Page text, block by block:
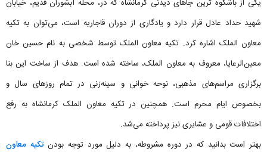
یکی از باشکوه ترین جاهای دیدنی کرمانشاه که در، محله آبشوران قدیم، خیابان
شهید حداد عادل قرار دارد و یادگاری از دوران قاجاریه است، می‌توان به تکیه
معاون الملک اشاره کرد. تکیه معاون الملک توسط شخصی به نام حسین خان
معین‌الرعایا، معروف به معاون الملک، ساخته شده است. هدف از ساخت این بنا
برگزاری مراسم‌های مذهبی، نوحه خوانی و سینه‌زنی در تمام روزهای سال و
بخصوص ایام محرم است. همچنین در تکیه معاون الملک کرمانشاه به رفع
اختلافات قومی و عشایری نیز پرداخته می‌شد.
بهتر است بدانید که در دوره مشروطه، به دلیل مورد توجه بودنتکیه معاون